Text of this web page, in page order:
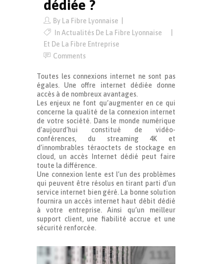
dédiée ?
By La Fibre Lyonnaise
In Actualités De La Fibre Lyonnaise
Et De La Fibre Entreprise
Comments
Toutes les connexions internet ne sont pas
égales. Une offre internet dédiée donne
accès à de nombreux avantages.
Les enjeux ne font qu’augmenter en ce qui
concerne la qualité de la connexion internet
de votre société. Dans le monde numérique
d’aujourd’hui constitué de vidéo-
conférences, du streaming 4K et
d’innombrables téraoctets de stockage en
cloud, un accès Internet dédié peut faire
toute la différence.
Une connexion lente est l’un des problèmes
qui peuvent être résolus en tirant parti d’un
service internet bien géré. La bonne solution
fournira un accès internet haut débit dédié
à votre entreprise. Ainsi qu’un meilleur
support client, une fiabilité accrue et une
sécurité renforcée.